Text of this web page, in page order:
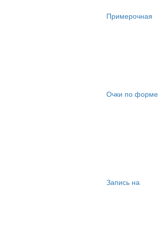
Примерочная
Очки по форме
Запись на